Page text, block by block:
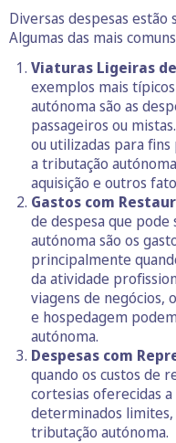
Diversas despesas
Algumas das mais
Viaturas Ligeiras
exemplos mais
autónoma são as
passageiros ou
ou utilizadas para
a tributação
aquisição e outros
Gastos com
de despesa que
autónoma são os
principalmente
da atividade
viagens de negócios,
e hospedagem
autónoma.
Despesas com
quando os custos de
cortesias oferecidas
determinados limites,
tributação autónoma.